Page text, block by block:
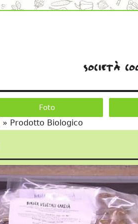
società
Foto
» Prodotto Biologico